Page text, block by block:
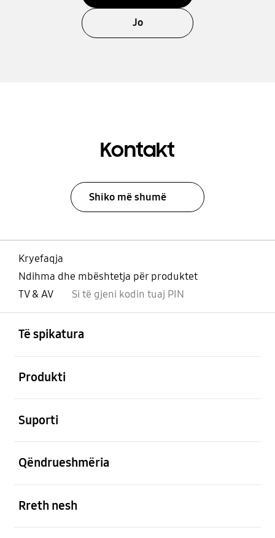
Jo
Kontakt
Shiko më shumë
Kryefaqja
Ndihma dhe mbështetja për produktet
TV & AV
Si të gjeni kodin tuaj PIN
Të spikatura
Produkti
Suporti
Qëndrueshmëria
Rreth nesh